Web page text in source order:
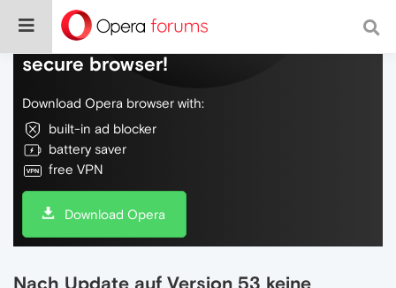
Do more on the web, with a fast and
secure browser!
Download Opera browser with:
built-in ad blocker
battery saver
free VPN
Download Opera
Nach Update auf Version 53 keine